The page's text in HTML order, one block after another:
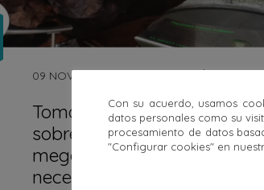
09 NOV 2020
Tomanowos: la roca que
sobrevivió al billar
megainundaciones y a la
necedad
Con su acuerdo, usamos
datos personales como su
procesamiento de datos
"Configurar cookies" en